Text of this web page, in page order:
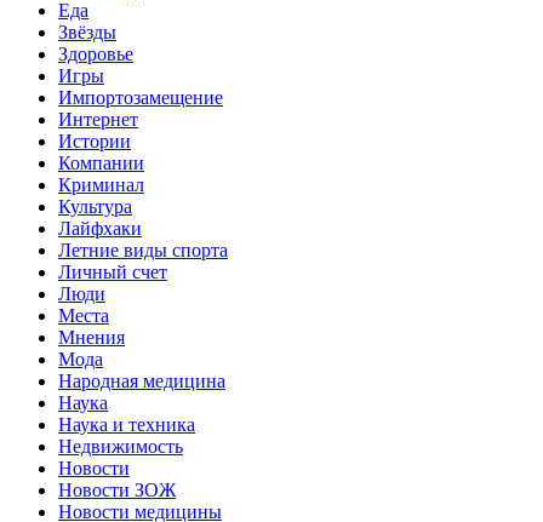
Еда
Звёзды
Здоровье
Игры
Импортозамещение
Интернет
Истории
Компании
Криминал
Культура
Лайфхаки
Летние виды спорта
Личный счет
Люди
Места
Мнения
Мода
Народная медицина
Наука
Наука и техника
Недвижимость
Новости
Новости ЗОЖ
Новости медицины